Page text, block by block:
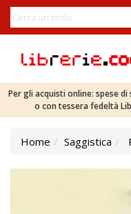
Per gli acquisti online: spese
o con tessera fedeltà
Home Saggistica